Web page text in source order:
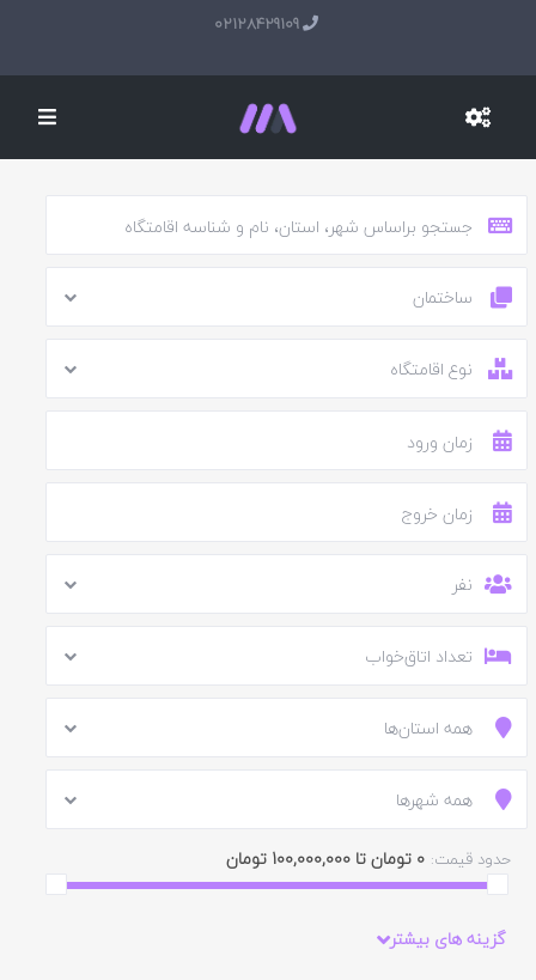
02128429109
ساختمان
نوع اقامتگاه
نفر
تعداد اتاق‌خواب
همه استان‌ها
همه شهرها
حدود قیمت: 0 تومان تا 100,000,000 تومان
گزینه های بیشتر